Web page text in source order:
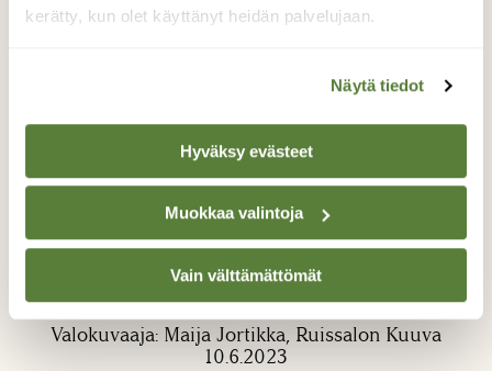
kerätty, kun olet käyttänyt heidän palvelujaan.
Näytä tiedot
Hyväksy evästeet
Muokkaa valintoja
Vain välttämättömät
Putkikärsäkäs Ruissalossa
Otin aurinkoa ja yhtäkkiä varpaallani olk
tämä ihastuttava keltainen, vähän banaanin
näköinen putkikärsäkäs.
Valokuvaaja: Maija Jortikka, Ruissalon Kuuva
10.6.2023